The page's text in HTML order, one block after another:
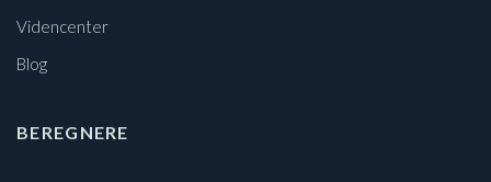
Videncenter
Blog
BEREGNERE